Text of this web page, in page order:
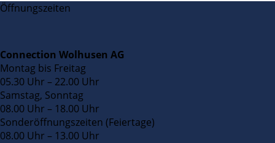
Öffnungszeiten
Connection Wolhusen AG
Montag bis Freitag
05.30 Uhr – 22.00 Uhr
Samstag, Sonntag
08.00 Uhr – 18.00 Uhr
Sonderöffnungszeiten (Feiertage)
08.00 Uhr – 13.00 Uhr